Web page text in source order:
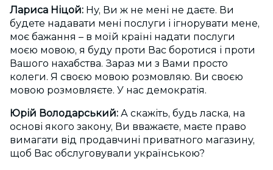
Лариса Ніцой: Ну, Ви ж не мені не даєте. Ви
будете надавати мені послуги і ігнорувати мене,
моє бажання – в моїй країні надати послуги
моєю мовою, я буду проти Вас боротися і проти
Вашого нахабства. Зараз ми з Вами просто
колеги. Я своєю мовою розмовляю. Ви своєю
мовою розмовляєте. У нас демократія.
Юрій Володарський: А скажіть, будь ласка, на
основі якого закону, Ви вважаєте, маєте право
вимагати від продавчині приватного магазину,
щоб Вас обслуговували українською?